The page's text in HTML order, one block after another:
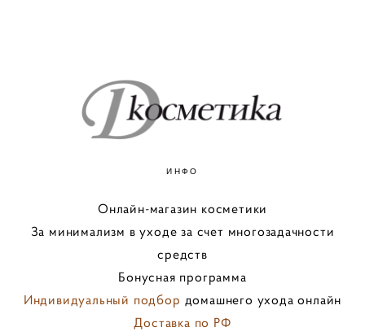
ИНФО
Онлайн-магазин косметики
За минимализм в уходе за счет многозадачности
средств
Бонусная программа
Индивидуальный подбор домашнего ухода онлайн
Доставка по РФ